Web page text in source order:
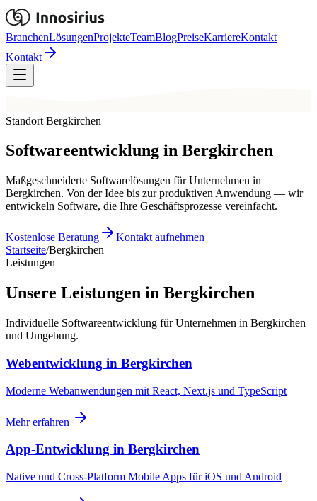
BranchenLösungenProjekteTeamBlogPreiseKarriereKontakt
Kontakt
Standort Bergkirchen
Softwareentwicklung in Bergkirchen
Maßgeschneiderte Softwarelösungen für Unternehmen in
Bergkirchen. Von der Idee bis zur produktiven Anwendung — wir
entwickeln Software, die Ihre Geschäftsprozesse vereinfacht.
Kostenlose Beratung
Kontakt aufnehmen
Startseite/Bergkirchen
Leistungen
Unsere Leistungen in Bergkirchen
Individuelle Softwareentwicklung für Unternehmen in Bergkirchen
und Umgebung.
Webentwicklung in Bergkirchen
Moderne Webanwendungen mit React, Next.js und TypeScript
Mehr erfahren
App-Entwicklung in Bergkirchen
Native und Cross-Platform Mobile Apps für iOS und Android